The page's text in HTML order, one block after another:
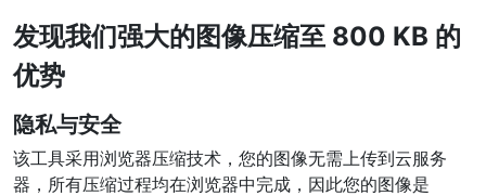
删除PDF页数 New
从PDF文档中删除指定页面
发现我们强大的图像压缩至 800 KB 的
优势
隐私与安全
该工具采用浏览器压缩技术，您的图像无需上传到云服务
器，所有压缩过程均在浏览器中完成，因此您的图像是